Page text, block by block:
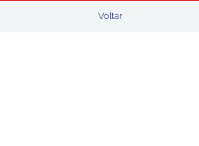
Voltar